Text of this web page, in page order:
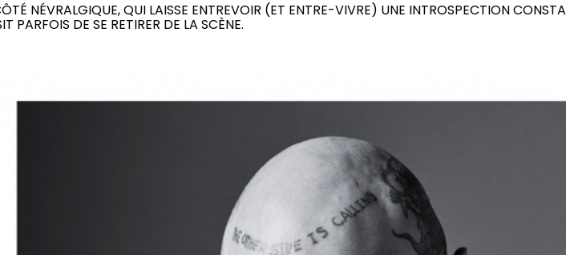
NÉVRALGIQUE, QUI LAISSE ENTREVOIR (ET ENTRE-VIVRE) UNE INTROSPECTION
PARFOIS DE SE RETIRER DE LA SCÈNE.